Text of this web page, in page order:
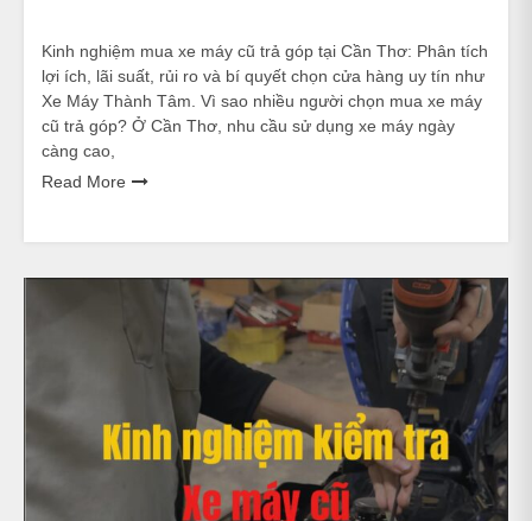
Kinh nghiệm mua xe máy cũ trả góp tại Cần Thơ: Phân tích
lợi ích, lãi suất, rủi ro và bí quyết chọn cửa hàng uy tín như
Xe Máy Thành Tâm. Vì sao nhiều người chọn mua xe máy
cũ trả góp? Ở Cần Thơ, nhu cầu sử dụng xe máy ngày
càng cao,
Read More